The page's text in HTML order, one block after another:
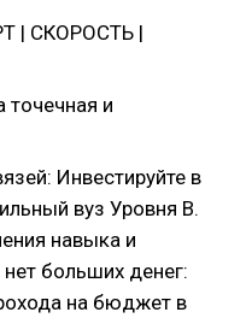
| СКОРОСТЬ |
точечная и
Инвестируйте в
вуз Уровня В.
навыка и
больших денег:
на бюджет в